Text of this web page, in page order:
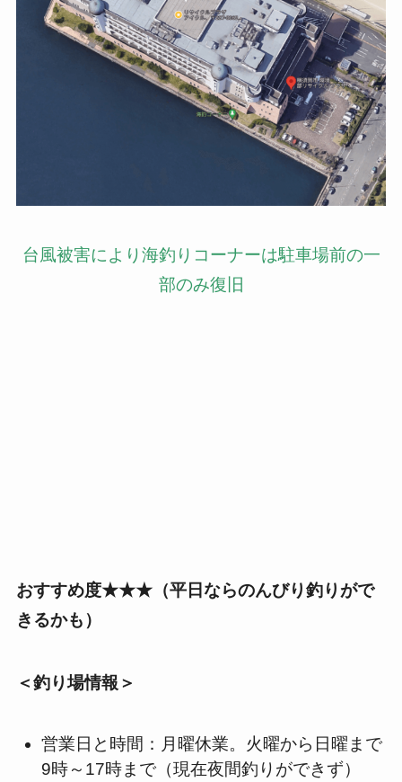
台風被害により海釣りコーナーは駐車場前の一
部のみ復旧
おすすめ度★★★（平日ならのんびり釣りがで
きるかも）
＜釣り場情報＞
営業日と時間：月曜休業。火曜から日曜まで
9時～17時まで（現在夜間釣りができず）